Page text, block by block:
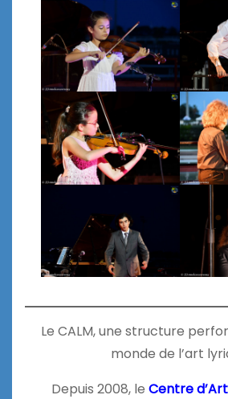
Le CALM, une structure
monde de l’art
Depuis 2008, le Centre